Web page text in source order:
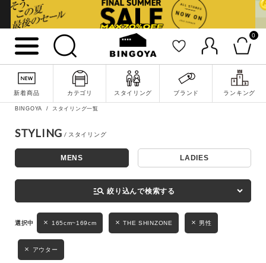
0
新着商品 カテゴリ スタイリング ブランド ランキング
詳細検索
キーワード
性別
MENS LADIES KIDS
BINGOYA スタイリング一覧
STYLING
MENS LADIES
manage_search 絞り込んで検索する
165cm~169cm THE SHINZONE 男性
アウター